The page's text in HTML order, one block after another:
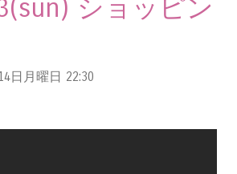
ショッピン
日月曜日 22:30